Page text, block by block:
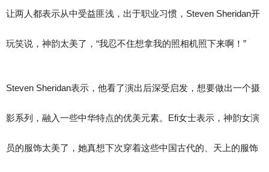
让两人都表示从中受益匪浅，出于职业习惯，Steven Sheridan开
玩笑说，神韵太美了，“我忍不住想拿我的照相机照下来啊！”
Steven Sheridan表示，他看了演出后深受启发，想要做出一个摄
影系列，融入一些中华特点的优美元素。Efi女士表示，神韵女演
员的服饰太美了，她真想下次穿着这些中国古代的、天上的服饰